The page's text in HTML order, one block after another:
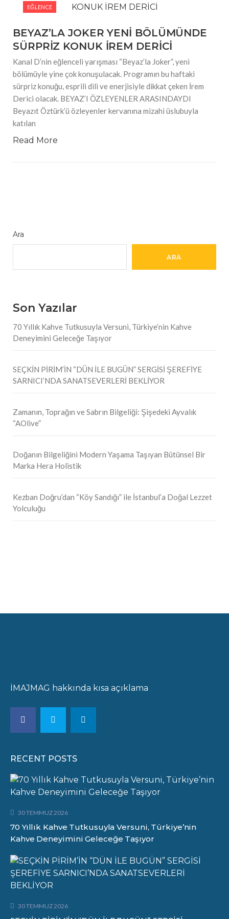
#Güzellik Rutinlerinde Bahar Etkisi Boyner’de
#Tarihin İzlerini Modaya Taşıyan Tasarımcı, NİYAZİ
ERDOĞAN
EĞLENCE
BEYAZ’LA JOKER YENİ BÖLÜMÜNDE
SÜRPRİZ KONUK İREM DERİCİ
Kanal D’nin eğlenceli yarışması “Beyaz’la Joker”, yeni
bölümüyle yine çok konuşulacak. Programın bu haftaki
sürpriz konuğu, esprili dili ve enerjisiyle dikkat çeken İrem
Derici olacak. BEYAZ’I ÖZLEYENLER ARASINDAYDI
Beyazıt Öztürk’ü özleyenler kervanına mizahi üslubuyla
katılan
Read More
Ara
ARA
Son Yazılar
70 Yıllık Kahve Tutkusuyla Versuni, Türkiye’nin Kahve
Deneyimini Geleceğe Taşıyor
SEÇKİN PİRİM’İN “DÜN İLE BUGÜN” SERGİSİ ŞEREFİYE
SARNICI’NDA SANATSEVERLERİ BEKLİYOR
Zamanın, Toprağın ve Sabrın Bilgeliği: Şişedeki Ayvalık
“AOlive”
Doğanın Bilgeliğini Modern Yaşama Taşıyan Bütünsel Bir
Marka Hera Holistik
Kezban Doğru’dan “Köy Sandığı” ile İstanbul’a Doğal Lezzet
Yolculuğu
İMAJMAG hakkında kısa açıklama
RECENT POSTS
30 TEMMUZ 2026
70 Yıllık Kahve Tutkusuyla Versuni, Türkiye’nin
Kahve Deneyimini Geleceğe Taşıyor
30 TEMMUZ 2026